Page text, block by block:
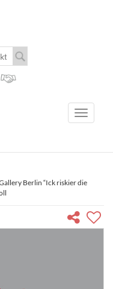
Toggle
Berlin “Ick riskier die